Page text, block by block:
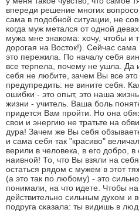
впереди решение многих
сама в подобной ситуации, не
когда муж метался от одной
мужа мне знакома: хочу, чтобы
дорогая на Восток!). Сейчас
это пережила. По началу себя
все терпела, почему не ушла.
себя не любите, зачем Вы все
предупредить: не вините себя.
ошибки - это опыт, это наша
жизни - учитель. Ваша боль
придется Вам пройти. Но она
свои и энергию не тратьте на
дура! Зачем же Вы себя
и сама себя так "красиво"
верили в человека, в его добро,
наивной! То, что Вы взяли на
остаться рядом с мужем в этот
(а это так по любому) - это
понимали, на что идете. Чтобы
действительно сильным духом и
подруга сказала: ты видишь в